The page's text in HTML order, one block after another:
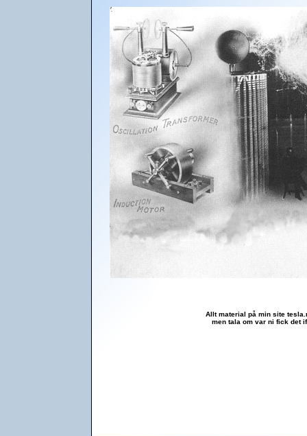
Allt material på min site
men tala om var ni fick det